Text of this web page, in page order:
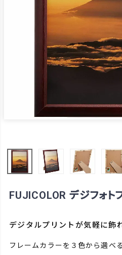
FUJICOLOR デジフォト
デジタルプリントが気軽に飾
フレームカラーを３色から選べ